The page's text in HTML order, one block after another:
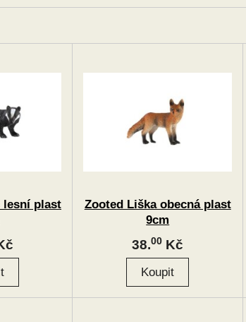
lesní plast
Zooted Liška obecná plast
9cm
38.00 Kč